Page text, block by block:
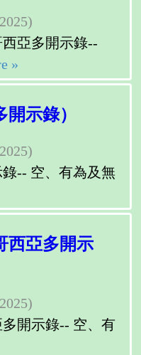
亞多開示錄--
»
示錄）
-- 空、有為及無
西亞多開示
開示錄-- 空、有